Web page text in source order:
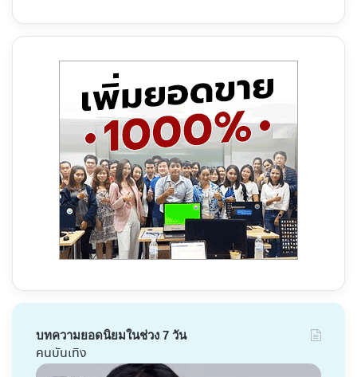
บทความยอดนิยมในช่วง 7 วัน
คนบันเทิง